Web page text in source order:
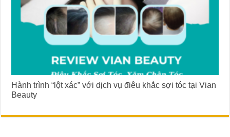
Hành trình “lột xác” với dịch vụ điêu khắc sợi tóc tại Vian
Beauty